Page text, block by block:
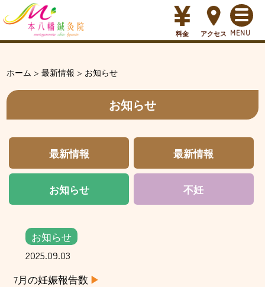
料金 アクセス
ホーム >最新情報 > お知らせ
お知らせ
最新情報 最新情報
お知らせ 不妊
お知らせ
2025.09.03
7月の妊娠報告数